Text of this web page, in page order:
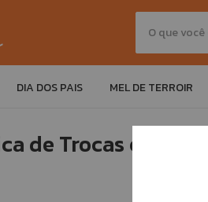
DIA DOS PAIS MEL DE TERROIR
de Trocas e